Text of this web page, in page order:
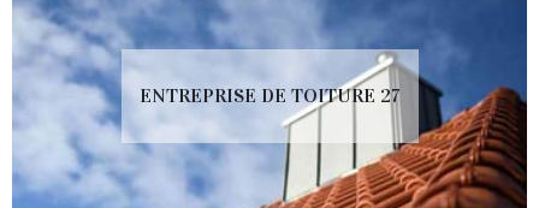
ENTREPRISE DE TOITURE 27